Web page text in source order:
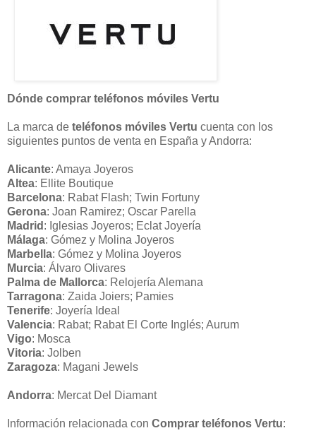
Dónde comprar teléfonos móviles Vertu
La marca de teléfonos móviles Vertu cuenta con los
siguientes puntos de venta en España y Andorra:
Alicante: Amaya Joyeros
Altea: Ellite Boutique
Barcelona: Rabat Flash; Twin Fortuny
Gerona: Joan Ramirez; Oscar Parella
Madrid : Iglesias Joyeros; Eclat Joyería
Málaga: Gómez y Molina Joyeros
Marbella: Gómez y Molina Joyeros
Murcia: Álvaro Olivares
Palma de Mallorca: Relojería Alemana
Tarragona: Zaida Joiers; Pamies
Tenerife: Joyería Ideal
Valencia: Rabat; Rabat El Corte Inglés; Aurum
Vigo: Mosca
Vitoria: Jolben
Zaragoza: Magani Jewels
Andorra: Mercat Del Diamant
Información relacionada con Comprar teléfonos Vertu: